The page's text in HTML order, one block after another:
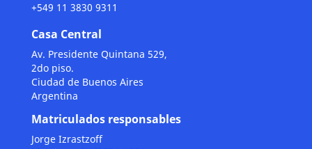
+549 11 3830 9311
Casa Central
Av. Presidente Quintana 529,
2do piso.
Ciudad de Buenos Aires
Argentina
Matriculados responsables
Jorge Izrastzoff